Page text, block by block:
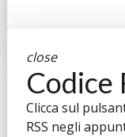
close
Codice
Clicca sul
RSS negli